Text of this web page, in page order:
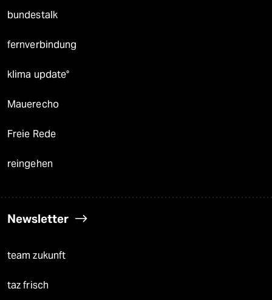
bundestalk
fernverbindung
klima update°
Mauerecho
Freie Rede
reingehen
Newsletter
team zukunft
taz frisch